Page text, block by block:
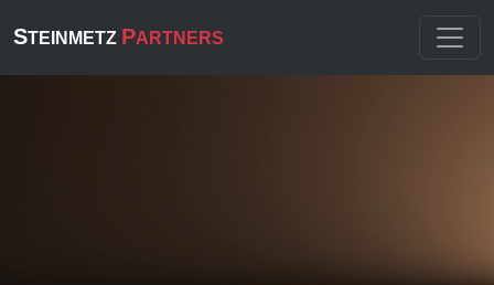
STEINMETZ PARTNERS